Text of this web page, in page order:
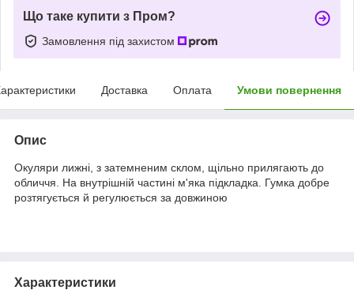
Що таке купити з Пром?
Замовлення під захистом
Доставка Оплата Умови повернення
Опис
Окуляри лижні, з затемненим склом, щільно прилягають до
обличчя. На внутрішній частині м'яка підкладка. Гумка добре
розтягується й регулюється за довжиною
Характеристики